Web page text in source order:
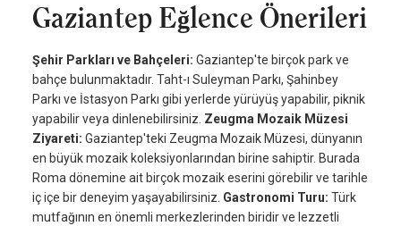
Gaziantep Eğlence Önerileri
Şehir Parkları ve Bahçeleri: Gaziantep'te birçok park ve
bahçe bulunmaktadır. Taht-ı Suleyman Parkı, Şahinbey
Parkı ve İstasyon Parkı gibi yerlerde yürüyüş yapabilir, piknik
yapabilir veya dinlenebilirsiniz. Zeugma Mozaik Müzesi
Ziyareti: Gaziantep'teki Zeugma Mozaik Müzesi, dünyanın
en büyük mozaik koleksiyonlarından birine sahiptir. Burada
Roma dönemine ait birçok mozaik eserini görebilir ve tarihle
iç içe bir deneyim yaşayabilirsiniz. Gastronomi Turu: Türk
mutfağının en önemli merkezlerinden biridir ve lezzetli